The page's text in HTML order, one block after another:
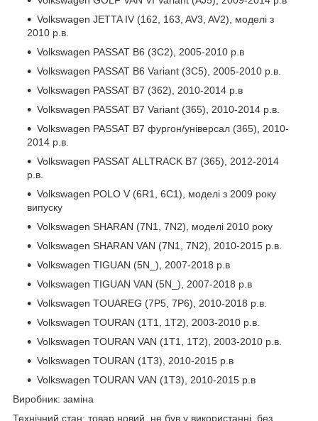
Volkswagen JETTA IV (162, 163, AV3, AV2), моделі з
2010 р.в.
Volkswagen PASSAT B6 (3C2), 2005-2010 р.в
Volkswagen PASSAT B6 Variant (3C5), 2005-2010 р.в.
Volkswagen PASSAT B7 (362), 2010-2014 р.в
Volkswagen PASSAT B7 Variant (365), 2010-2014 р.в.
Volkswagen PASSAT B7 фургон/універсал (365), 2010-
2014 р.в.
Volkswagen PASSAT ALLTRACK B7 (365), 2012-2014
р.в.
Volkswagen POLO V (6R1, 6C1), моделі з 2009 року
випуску
Volkswagen SHARAN (7N1, 7N2), моделі 2010 року
Volkswagen SHARAN VAN (7N1, 7N2), 2010-2015 р.в.
Volkswagen TIGUAN (5N_), 2007-2018 р.в
Volkswagen TIGUAN VAN (5N_), 2007-2018 р.в
Volkswagen TOUAREG (7P5, 7P6), 2010-2018 р.в.
Volkswagen TOURAN (1T1, 1T2), 2003-2010 р.в.
Volkswagen TOURAN VAN (1T1, 1T2), 2003-2010 р.в.
Volkswagen TOURAN (1T3), 2010-2015 р.в
Volkswagen TOURAN VAN (1T3), 2010-2015 р.в
Виробник: заміна
Технічний стан: товар новий, не був у використанні, без